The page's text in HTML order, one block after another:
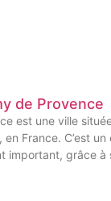
de Provence
est une ville
France. C’est
important, grâce à